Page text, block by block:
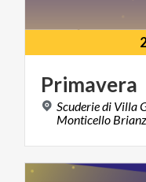
Primavera
Scuderie di Villa
Monticello